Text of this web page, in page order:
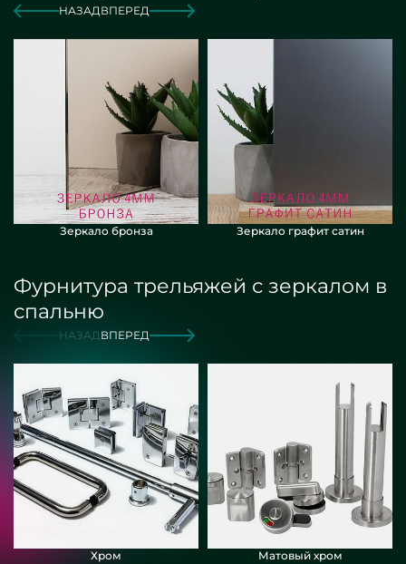
НАЗАДВПЕРЕД
Зеркало бронза Зеркало графит сатин
Фурнитура трельяжей с зеркалом в
спальню
НАЗАДВПЕРЕД
Хром Матовый хром